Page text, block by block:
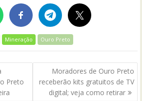
Mineração Ouro Preto
Preto
Moradores de Ouro Preto
receberão kits gratuitos de TV
digital; veja como retirar